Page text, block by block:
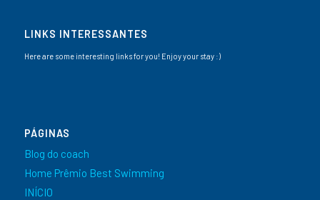
LINKS INTERESSANTES
Here are some interesting links for you! Enjoy your stay :)
PÁGINAS
Blog do coach
Home Prêmio Best Swimming
INÍCIO